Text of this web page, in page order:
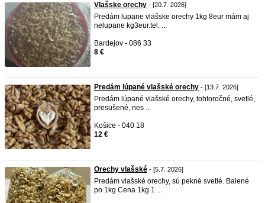
Vlašske orechy - [20.7. 2026]
Predám lupane vlašske orechy 1kg 8eur mám aj
nelupane kg3eur.tel. ...
Bardejov - 086 33
8 €
Predám lúpané vlašské orechy - [13.7. 2026]
Predám lúpané vlašské orechy, tohtoročné, svetlé,
presušené, nes ...
Košice - 040 18
12 €
Orechy vlašské - [5.7. 2026]
Predám vlašské orechy, sú pekné svetlé. Balené
po 1kg Cena 1kg 1 ...